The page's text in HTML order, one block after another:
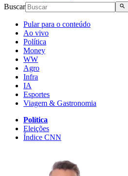
Buscar
Pular para o conteúdo
Ao vivo
Política
Money
WW
Agro
Infra
IA
Esportes
Viagem & Gastronomia
Política
Eleições
Índice CNN